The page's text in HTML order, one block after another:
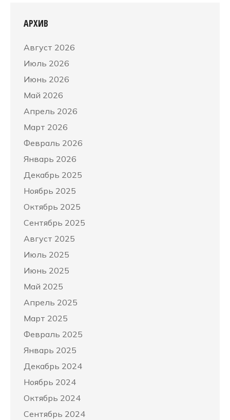
АРХИВ
Август 2026
Июль 2026
Июнь 2026
Май 2026
Апрель 2026
Март 2026
Февраль 2026
Январь 2026
Декабрь 2025
Ноябрь 2025
Октябрь 2025
Сентябрь 2025
Август 2025
Июль 2025
Июнь 2025
Май 2025
Апрель 2025
Март 2025
Февраль 2025
Январь 2025
Декабрь 2024
Ноябрь 2024
Октябрь 2024
Сентябрь 2024